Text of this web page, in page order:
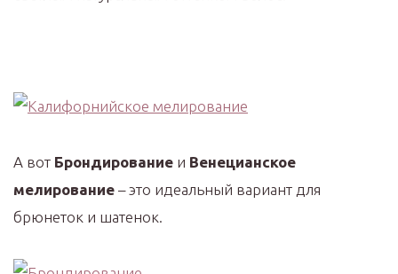
А вот Брондирование и Венецианское
мелирование – это идеальный вариант для
брюнеток и шатенок.